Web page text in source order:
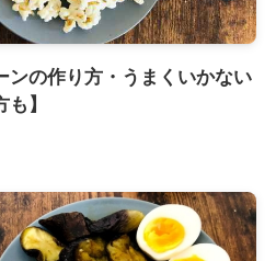
ンの作り方・うまくいかない
】